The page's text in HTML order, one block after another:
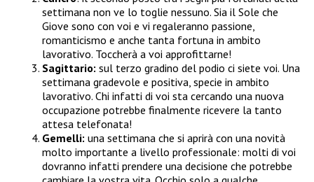
settimana non ve lo toglie nessuno. Sia il Sole che
Giove sono con voi e vi regaleranno passione,
romanticismo e anche tanta fortuna in ambito
lavorativo. Toccherà a voi approfittarne!
Sagittario: sul terzo gradino del podio ci siete voi. Una
settimana gradevole e positiva, specie in ambito
lavorativo. Chi infatti di voi sta cercando una nuova
occupazione potrebbe finalmente ricevere la tanto
attesa telefonata!
Gemelli: una settimana che si aprirà con una novità
molto importante a livello professionale: molti di voi
dovranno infatti prendere una decisione che potrebbe